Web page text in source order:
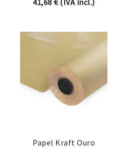
Papel Kraft Ouro